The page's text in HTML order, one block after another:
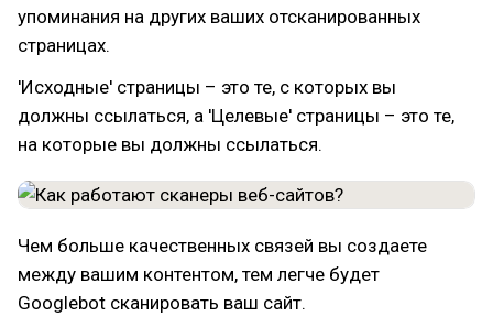
упоминания на других ваших отсканированных
страницах.
'Исходные' страницы – это те, с которых вы
должны ссылаться, а 'Целевые' страницы – это те,
на которые вы должны ссылаться.
Чем больше качественных связей вы создаете
между вашим контентом, тем легче будет
Googlebot сканировать ваш сайт.